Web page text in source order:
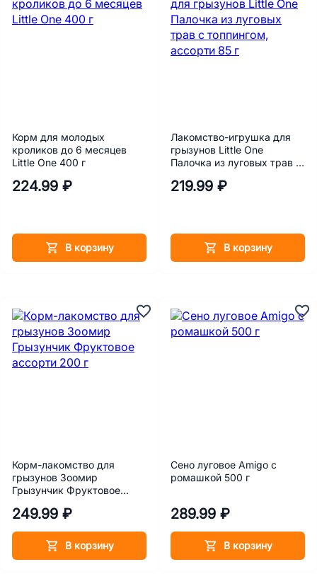
Корм для молодых
кроликов до 6 месяцев
Little One 400 г
224.99 ₽
В корзину
Лакомство-игрушка для
грызунов Little One
Палочка из луговых трав с
219.99 ₽
В корзину
Корм-лакомство для
грызунов Зоомир
Грызунчик Фруктовое
249.99 ₽
В корзину
Сено луговое Amigo с
ромашкой 500 г
289.99 ₽
В корзину